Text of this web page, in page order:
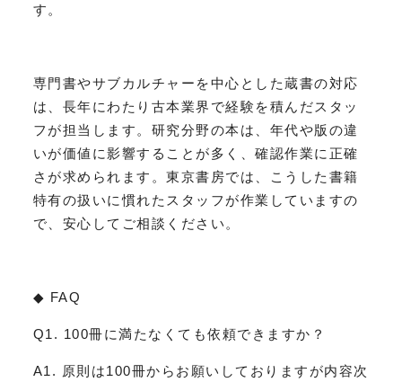
す。
専門書やサブカルチャーを中心とした蔵書の対応
は、長年にわたり古本業界で経験を積んだスタッ
フが担当します。研究分野の本は、年代や版の違
いが価値に影響することが多く、確認作業に正確
さが求められます。東京書房では、こうした書籍
特有の扱いに慣れたスタッフが作業していますの
で、安心してご相談ください。
◆ FAQ
Q1. 100冊に満たなくても依頼できますか？
A1. 原則は100冊からお願いしておりますが内容次